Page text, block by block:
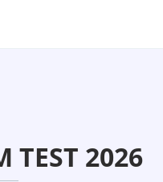
TEST 2026